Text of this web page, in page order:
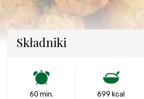
Składniki
60 min. 699 kcal